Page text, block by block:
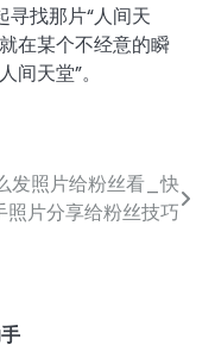
找那片“人间天
在某个不经意的瞬
天堂”。
发照片给粉丝看_快
照片分享给粉丝技巧